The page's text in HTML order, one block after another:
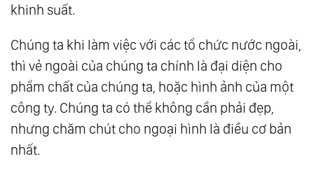
khinh suất.
Chúng ta khi làm việc với các tổ chức nước ngoài,
thì vẻ ngoài của chúng ta chính là đại diện cho
phẩm chất của chúng ta, hoặc hình ảnh của một
công ty. Chúng ta có thể không cần phải đẹp,
nhưng chăm chút cho ngoại hình là điều cơ bản
nhất.